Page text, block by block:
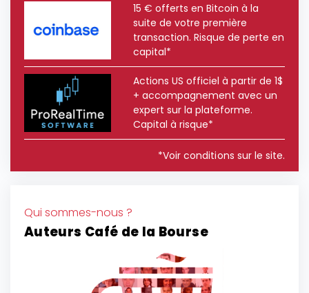
15 € offerts en Bitcoin à la
suite de votre première
transaction. Risque de perte en
capital*
Actions US officiel à partir de 1$
+ accompagnement avec un
expert sur la plateforme.
Capital à risque*
*Voir conditions sur le site.
Qui sommes-nous ?
Auteurs Café de la Bourse